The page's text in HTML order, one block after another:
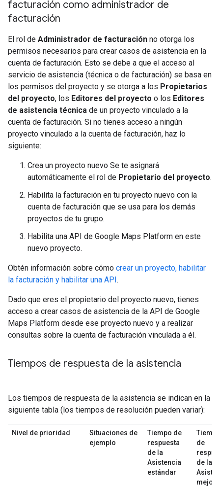
facturación como administrador de
facturación
El rol de Administrador de facturación no otorga los
permisos necesarios para crear casos de asistencia en la
cuenta de facturación. Esto se debe a que el acceso al
servicio de asistencia (técnica o de facturación) se basa en
los permisos del proyecto y se otorga a los Propietarios
del proyecto, los Editores del proyecto o los Editores
de asistencia técnica de un proyecto vinculado a la
cuenta de facturación. Si no tienes acceso a ningún
proyecto vinculado a la cuenta de facturación, haz lo
siguiente:
Crea un proyecto nuevo Se te asignará
automáticamente el rol de Propietario del proyecto.
Habilita la facturación en tu proyecto nuevo con la
cuenta de facturación que se usa para los demás
proyectos de tu grupo.
Habilita una API de Google Maps Platform en este
nuevo proyecto.
Obtén información sobre cómo crear un proyecto, habilitar
la facturación y habilitar una API.
Dado que eres el propietario del proyecto nuevo, tienes
acceso a crear casos de asistencia de la API de Google
Maps Platform desde ese proyecto nuevo y a realizar
consultas sobre la cuenta de facturación vinculada a él.
Tiempos de respuesta de la asistencia
Los tiempos de respuesta de la asistencia se indican en la
siguiente tabla (los tiempos de resolución pueden variar):
Nivel de prioridad
Situaciones de
ejemplo
Tiempo de
respuesta
de la
Asistencia
estándar
de
de la